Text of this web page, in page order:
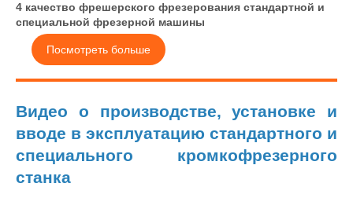
4 качество фрешерского фрезерования стандартной и
специальной фрезерной машины
Посмотреть больше
Видео о производстве, установке и
вводе в эксплуатацию стандартного и
специального кромкофрезерного
станка